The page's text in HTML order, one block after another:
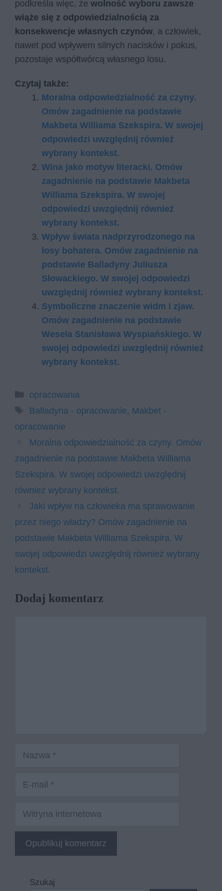
podkreśla więc, że wolność wyboru zawsze
wiąże się z odpowiedzialnością za
konsekwencje własnych czynów, a człowiek,
nawet pod wpływem silnych nacisków i pokus,
pozostaje współtwórcą własnego losu.
Czytaj także:
Moralna odpowiedzialność za czyny.
Omów zagadnienie na podstawie
Makbeta Williama Szekspira. W swojej
odpowiedzi uwzględnij również
wybrany kontekst.
Wina jako motyw literacki. Omów
zagadnienie na podstawie Makbeta
Williama Szekspira. W swojej
odpowiedzi uwzględnij również
wybrany kontekst.
Wpływ świata nadprzyrodzonego na
losy bohatera. Omów zagadnienie na
podstawie Balladyny Juliusza
Słowackiego. W swojej odpowiedzi
uwzględnij również wybrany kontekst.
Symboliczne znaczenie widm i zjaw.
Omów zagadnienie na podstawie
Wesela Stanisława Wyspiańskiego. W
swojej odpowiedzi uwzględnij również
wybrany kontekst.
Kategorie
opracowania
Tagi
Balladyna - opracowanie, Makbet -
opracowanie
Moralna odpowiedzialność za czyny. Omów
zagadnienie na podstawie Makbeta Williama
Szekspira. W swojej odpowiedzi uwzględnij
również wybrany kontekst.
Jaki wpływ na człowieka ma sprawowanie
przez niego władzy? Omów zagadnienie na
podstawie Makbeta Williama Szekspira. W
swojej odpowiedzi uwzględnij również wybrany
kontekst.
Dodaj komentarz
Nazwa
Witryna
Szukaj